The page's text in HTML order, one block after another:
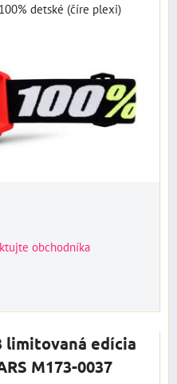
detské (číre plexi)
obchodníka
limitovaná edícia
M173-0037